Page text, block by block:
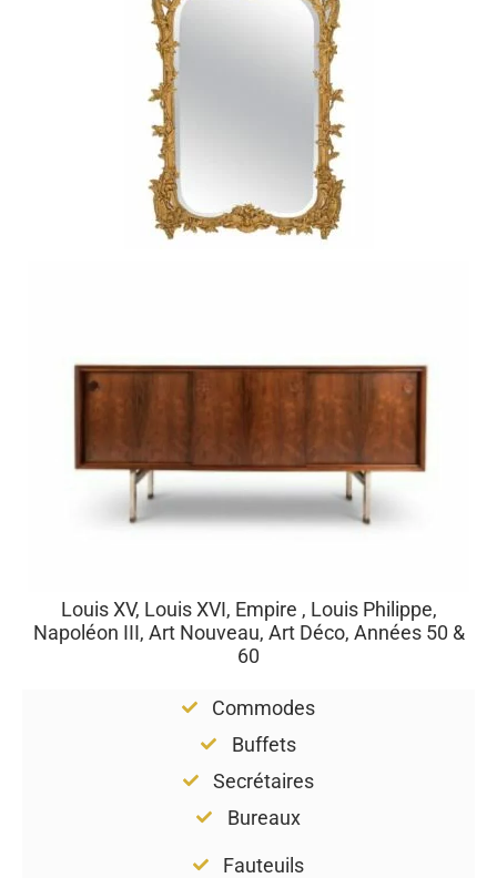
Louis XV, Louis XVI, Empire , Louis Philippe,
Napoléon III, Art Nouveau, Art Déco, Années 50 &
60
Commodes
Buffets
Secrétaires
Bureaux
Fauteuils